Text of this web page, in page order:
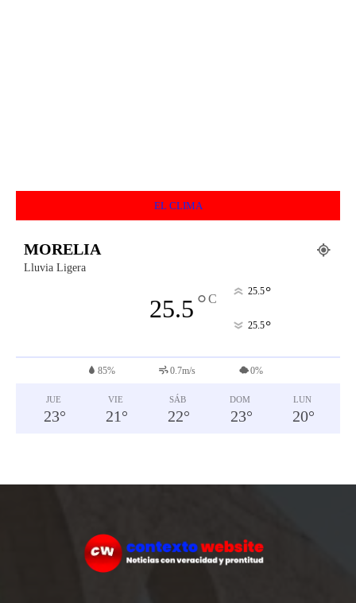
EL CLIMA
MORELIA
Lluvia Ligera
25.5°C
25.5°
25.5°
85% 0.7m/s 0%
JUE
23°
VIE
21 °
SÁB
22°
DOM
23°
LUN
20°